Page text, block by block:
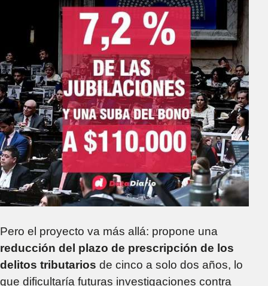
Pero el proyecto va más allá: propone una
reducción del plazo de prescripción de los
delitos tributarios de cinco a solo dos años, lo
que dificultaría futuras investigaciones contra